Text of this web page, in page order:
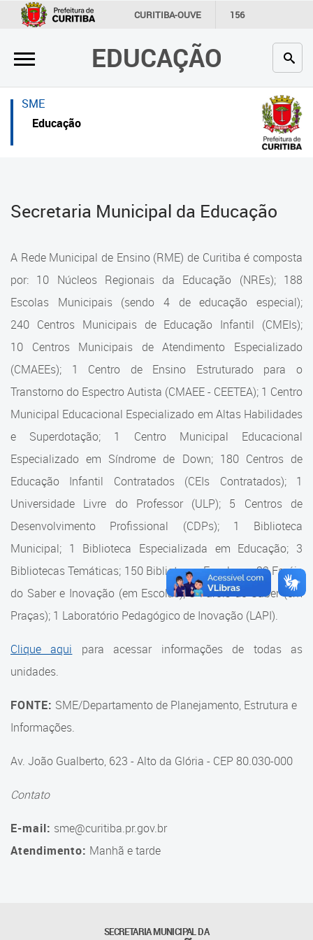
CURITIBA-OUVE 156
INFORMAÇÃO SECRETARIAS
EDUCAÇÃO
×
Inicial
Secretaria
Profissionais da educação
Contato
úteis
Portal da Prefeitura de Curitiba
Cadastramento Escolar
Cadastro Online
Portal ICS Instituto Curitiba de
Portal Aprendere
Portal do Servidor
×
Inicial
Inicial
Secretaria
Crianças e estudantes
Contato
Estrutura da Secretaria
Estrutura da Secretaria
Superintendência Executiva
Departamento de Logística
Departamento de Logística
Gerência de Almoxarifado
Gerência de Aquisição e
Gestão Contratual de
Serviços
Gerência de Contratos
Gerência de Limpeza e
Suporte aos Contratos
Gerência de Segurança
Gerência de Transporte
Gerência de Transporte para
a Educação Especial - SITES
Tecnologia
SME
Educação
Secretaria Municipal da Educação
A Rede Municipal de Ensino (RME) de Curitiba é composta
por: 10 Núcleos Regionais da Educação (NREs); 188
Escolas Municipais (sendo 4 de educação especial);
240 Centros Municipais de Educação Infantil (CMEIs);
10 Centros Municipais de Atendimento Especializado
(CMAEEs); 1 Centro de Ensino Estruturado para o
Transtorno do Espectro Autista (CMAEE - CEETEA); 1 Centro
Municipal Educacional Especializado em Altas Habilidades
e Superdotação; 1 Centro Municipal Educacional
Especializado em Síndrome de Down; 180 Centros de
Educação Infantil Contratados (CEIs Contratados); 1
Universidade Livre do Professor (ULP); 5 Centros de
Desenvolvimento Profissional (CDPs); 1 Biblioteca
Municipal; 1 Biblioteca Especializada em Educação; 3
Bibliotecas Temáticas; 150 Bibliotecas Escolares; 32 Faróis
do Saber e Inovação (em Escolas); 9 Faróis do Saber (em
Praças); 1 Laboratório Pedagógico de Inovação (LAPI).
Clique aqui para acessar informações de todas as
unidades.
FONTE: SME/Departamento de Planejamento, Estrutura e
Informações.
Av. João Gualberto, 623 - Alto da Glória - CEP 80.030-000
Contato
E-mail: sme@curitiba.pr.gov.br
Atendimento: Manhã e tarde
SECRETARIA MUNICIPAL DA